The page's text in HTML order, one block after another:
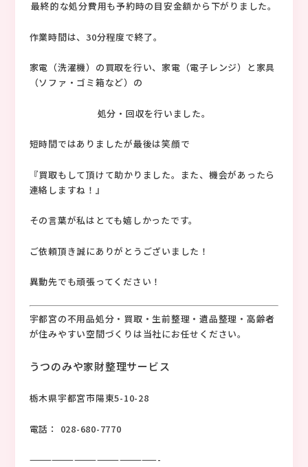
最終的な処分費用も予約時の目安金額から下がりました。
作業時間は、30分程度で終了。
家電（洗濯機）の買取を行い、家電（電子レンジ）と家具
（ソファ・ゴミ箱など）の
処分・回収を行いました。
短時間ではありましたが最後は笑顔で
『買取もして頂けて助かりました。また、機会があったら
連絡しますね！』
その言葉が私はとても嬉しかったです。
ご依頼頂き誠にありがとうございました！
異動先でも頑張ってください！
宇都宮の不用品処分・買取・生前整理・遺品整理・高齢者
が住みやすい空間づくりは当社にお任せください。
うつのみや家財整理サービス
栃木県宇都宮市陽東5-10-28
電話： 028-680-7770
—————————————————-